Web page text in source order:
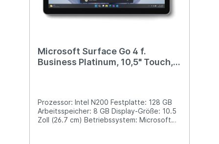
Microsoft Surface Go 4 f.
Business Platinum, 10,5" Touch,
Prozessor: Intel N200 Festplatte: 128 GB
Arbeitsspeicher: 8 GB Display-Größe: 10.5
Zoll (26.7 cm) Betriebssystem: Microsoft